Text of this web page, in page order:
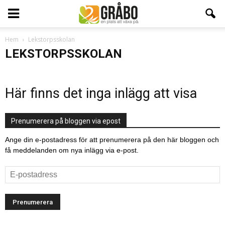
Hem Lekstorpsskolan
LEKSTORPSSKOLAN
Här finns det inga inlägg att visa
Prenumerera på bloggen via epost
Ange din e-postadress för att prenumerera på den här bloggen och
få meddelanden om nya inlägg via e-post.
E-
postadress